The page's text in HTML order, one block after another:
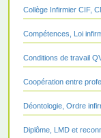
Collège Infirmier CIF,
Compétences, Loi
Conditions de travail
Coopération entre
Déontologie, Ordre
Diplôme, LMD et